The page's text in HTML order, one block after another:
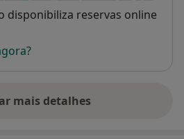
me com os meus cursos,
a gestão do seu tempo
no seu objetivo.
e darei 100% de mim.
disponibiliza reservas online
mais detalhes
sobre o endereço